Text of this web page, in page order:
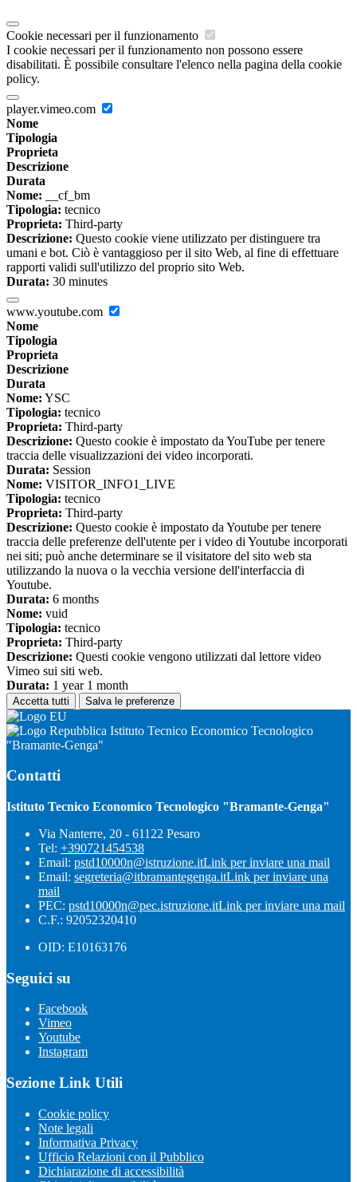
Cookie necessari per il funzionamento
I cookie necessari per il funzionamento non possono essere
disabilitati. È possibile consultare l'elenco nella pagina della cookie
policy.
player.vimeo.com
Nome
Tipologia
Proprieta
Descrizione
Durata
Nome: __cf_bm
Tipologia: tecnico
Proprieta: Third-party
Descrizione: Questo cookie viene utilizzato per distinguere tra
umani e bot. Ciò è vantaggioso per il sito Web, al fine di effettuare
rapporti validi sull'utilizzo del proprio sito Web.
Durata: 30 minutes
www.youtube.com
Nome
Tipologia
Proprieta
Descrizione
Durata
Nome: YSC
Tipologia: tecnico
Proprieta: Third-party
Descrizione: Questo cookie è impostato da YouTube per tenere
traccia delle visualizzazioni dei video incorporati.
Durata: Session
Nome: VISITOR_INFO1_LIVE
Tipologia: tecnico
Proprieta: Third-party
Descrizione: Questo cookie è impostato da Youtube per tenere
traccia delle preferenze dell'utente per i video di Youtube incorporati
nei siti; può anche determinare se il visitatore del sito web sta
utilizzando la nuova o la vecchia versione dell'interfaccia di
Youtube.
Durata: 6 months
Nome: vuid
Tipologia: tecnico
Proprieta: Third-party
Descrizione: Questi cookie vengono utilizzati dal lettore video
Vimeo sui siti web.
Durata: 1 year 1 month
Accetta tutti Salva le preferenze
Istituto Tecnico Economico Tecnologico
"Bramante-Genga"
Contatti
Istituto Tecnico Economico Tecnologico "Bramante-Genga"
Via Nanterre, 20 - 61122 Pesaro
Tel: +390721454538
Email: pstd10000n@istruzione.itLink per inviare una mail
Email: segreteria@itbramantegenga.itLink per inviare una
mail
PEC: pstd10000n@pec.istruzione.itLink per inviare una mail
C.F.: 92052320410
OID: E10163176
Seguici su
Facebook
Vimeo
Youtube
Instagram
Sezione Link Utili
Cookie policy
Note legali
Informativa Privacy
Ufficio Relazioni con il Pubblico
Dichiarazione di accessibilità